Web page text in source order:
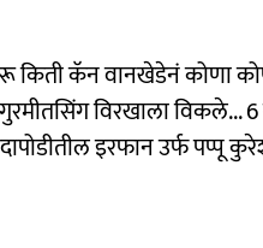
किती कॅन वानखेडेनं कोणा
विरखाला विकले...
इरफान उर्फ पप्पू